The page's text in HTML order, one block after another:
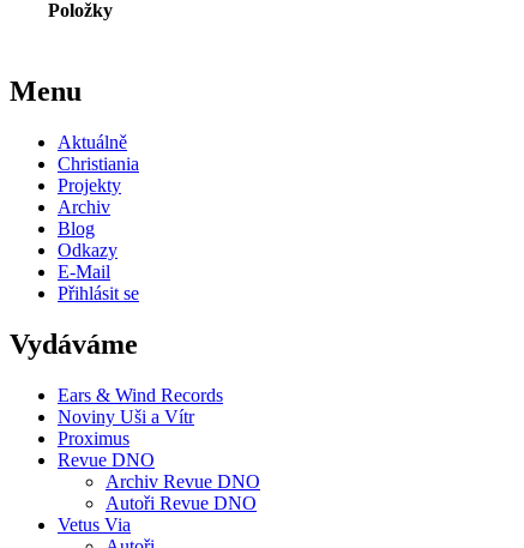
Položky
Menu
Aktuálně
Christiania
Projekty
Archiv
Blog
Odkazy
E-Mail
Přihlásit se
Vydáváme
Ears & Wind Records
Noviny Uši a Vítr
Proximus
Revue DNO
Archiv Revue DNO
Autoři Revue DNO
Vetus Via